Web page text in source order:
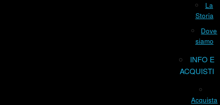
La
Storia
Dove
siamo
INFO E
ACQUISTI
Acquista